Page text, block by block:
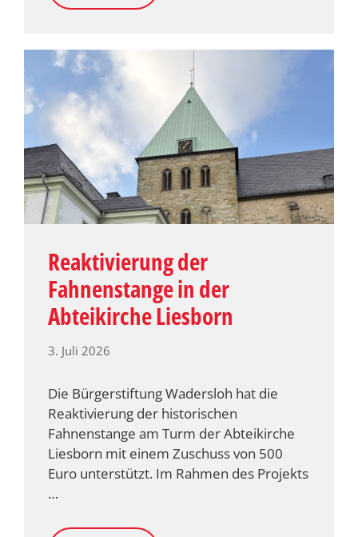
Reaktivierung der
Fahnenstange in der
Abteikirche Liesborn
3. Juli 2026
Die Bürgerstiftung Wadersloh hat die
Reaktivierung der historischen
Fahnenstange am Turm der Abteikirche
Liesborn mit einem Zuschuss von 500
Euro unterstützt. Im Rahmen des Projekts
…